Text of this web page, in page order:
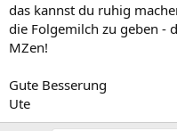
das kannst du ruhig
die Folgemilch zu geben -
MZen!
Gute Besserung
Ute